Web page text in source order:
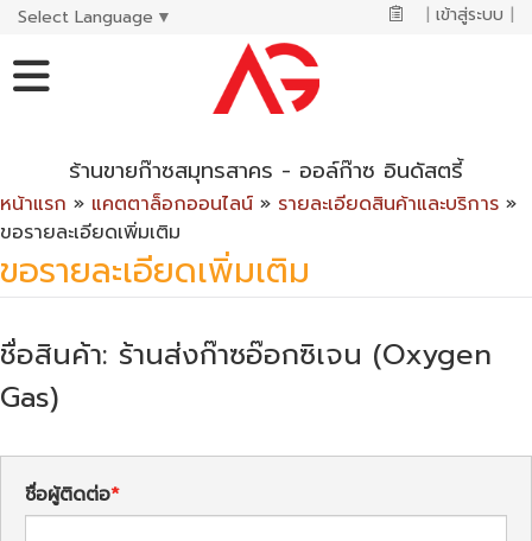
Select Language ▼ | เข้าสู่ระบบ |
ร้านขายก๊าซสมุทรสาคร - ออล์ก๊าซ อินดัสตรี้
หน้าแรก » แคตตาล็อกออนไลน์ » รายละเอียดสินค้าและบริการ »
ขอรายละเอียดเพิ่มเติม
ขอรายละเอียดเพิ่มเติม
ชื่อสินค้า: ร้านส่งก๊าซอ๊อกซิเจน (Oxygen
Gas)
ชื่อผู้ติดต่อ